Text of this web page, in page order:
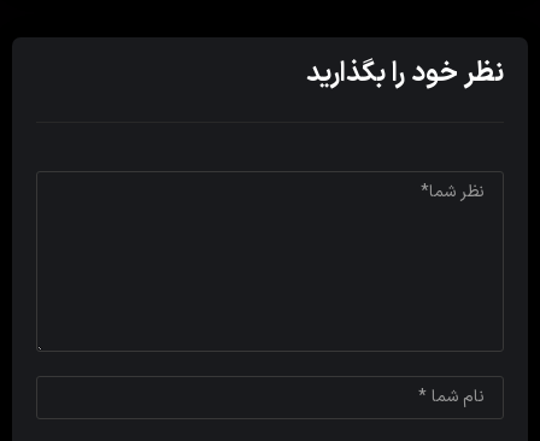
نظر خود را بگذارید